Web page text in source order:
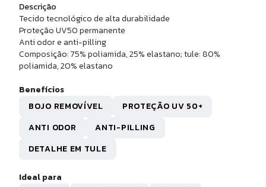
CICLISTA CYBER
R$ 22,99sem juros
Descrição
Tecido tecnológico de alta durabilidade
Proteção UV50 permanente
Anti odor e anti-pilling
Composição: 75% poliamida, 25% elastano; tule: 80%
poliamida, 20% elastano
Benefícios
BOJO REMOVÍVEL
PROTEÇÃO UV 50+
ANTI ODOR
ANTI-PILLING
DETALHE EM TULE
Ideal para